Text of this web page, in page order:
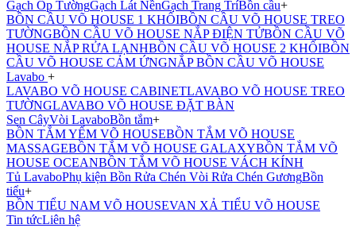
Gạch Ốp TườngGạch Lát NềnGạch Trang TríBồn cầu+
BỒN CẦU VÕ HOUSE 1 KHỐIBỒN CẦU VÕ HOUSE TREO
TƯỜNGBỒN CẦU VÕ HOUSE NẮP ĐIỆN TỬBỒN CẦU VÕ
HOUSE NẮP RỬA LẠNHBỒN CẦU VÕ HOUSE 2 KHỐIBỒN
CẦU VÕ HOUSE CẢM ỨNGNẮP BỒN CẦU VÕ HOUSE
Lavabo +
LAVABO VÕ HOUSE CABINETLAVABO VÕ HOUSE TREO
TƯỜNGLAVABO VÕ HOUSE ĐẶT BÀN
Sen CâyVòi LavaboBồn tắm+
BỒN TẮM YẾM VÕ HOUSEBỒN TẮM VÕ HOUSE
MASSAGEBỒN TẮM VÕ HOUSE GALAXYBỒN TẮM VÕ
HOUSE OCEANBỒN TẮM VÕ HOUSE VÁCH KÍNH
Tủ LavaboPhụ kiện Bồn Rửa Chén Vòi Rửa Chén GươngBồn
tiểu+
BỒN TIỂU NAM VÕ HOUSEVAN XẢ TIỂU VÕ HOUSE
Tin tứcLiên hệ